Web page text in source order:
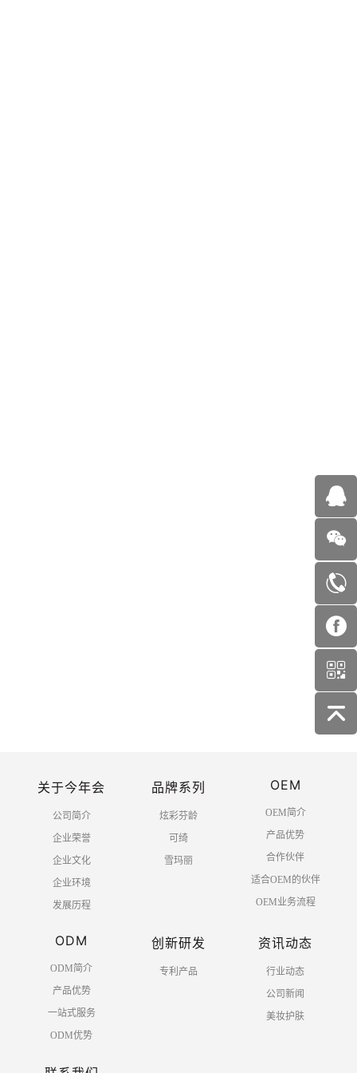
末页
关于今年会
公司简介
企业荣誉
企业文化
企业环境
发展历程
品牌系列
炫彩芬龄
可绮
雪玛丽
OEM
OEM简介
产品优势
合作伙伴
适合OEM的伙伴
OEM业务流程
ODM
ODM简介
产品优势
一站式服务
ODM优势
创新研发
专利产品
资讯动态
行业动态
公司新闻
美妆护肤